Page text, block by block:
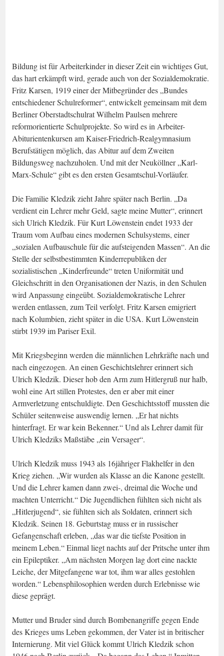
Bildung ist für Arbeiterkinder in dieser Zeit ein wichtiges Gut,
das hart erkämpft wird, gerade auch von der Sozialdemokratie.
Fritz Karsen, 1919 einer der Mitbegründer des „Bundes
entschiedener Schulreformer“, entwickelt gemeinsam mit dem
Berliner Oberstadtschulrat Wilhelm Paulsen mehrere
reformorientierte Schulprojekte. So wird es in Arbeiter-
Abiturientenkursen am Kaiser-Friedrich-Realgymnasium
Berufstätigen möglich, das Abitur auf dem Zweiten
Bildungsweg nachzuholen. Und mit der Neuköllner „Karl-
Marx-Schule“ gibt es den ersten Gesamtschul-Vorläufer.
Die Familie Kledzik zieht Jahre später nach Berlin. „Da
verdient ein Lehrer mehr Geld, sagte meine Mutter“, erinnert
sich Ulrich Kledzik. Für Kurt Löwenstein endet 1933 der
Traum vom Aufbau eines modernen Schulsystems, einer
„sozialen Aufbauschule für die aufsteigenden Massen“. An die
Stelle der selbstbestimmten Kinderrepubliken der
sozialistischen „Kinderfreunde“ treten Uniformität und
Gleichschritt in den Organisationen der Nazis, in den Schulen
wird Anpassung eingeübt. Sozialdemokratische Lehrer
werden entlassen, zum Teil verfolgt. Fritz Karsen emigriert
nach Kolumbien, zieht später in die USA. Kurt Löwenstein
stirbt 1939 im Pariser Exil.
Mit Kriegsbeginn werden die männlichen Lehrkräfte nach und
nach eingezogen. An einen Geschichtslehrer erinnert sich
Ulrich Kledzik. Dieser hob den Arm zum Hitlergruß nur halb,
wohl eine Art stillen Protestes, den er aber mit einer
Armverletzung entschuldigte. Den Geschichtsstoff mussten die
Schüler seitenweise auswendig lernen. „Er hat nichts
hinterfragt. Er war kein Bekenner.“ Und als Lehrer damit für
Ulrich Kledziks Maßstäbe „ein Versager“.
Ulrich Kledzik muss 1943 als 16jähriger Flakhelfer in den
Krieg ziehen. „Wir wurden als Klasse an die Kanone gestellt.
Und die Lehrer kamen dann zwei-, dreimal die Woche und
machten Unterricht.“ Die Jugendlichen fühlten sich nicht als
„Hitlerjugend“, sie fühlten sich als Soldaten, erinnert sich
Kledzik. Seinen 18. Geburtstag muss er in russischer
Gefangenschaft erleben, „das war die tiefste Position in
meinem Leben.“ Einmal liegt nachts auf der Pritsche unter ihm
ein Epileptiker. „Am nächsten Morgen lag dort eine nackte
Leiche, der Mitgefangene war tot, ihm war alles gestohlen
worden.“ Lebensphilosophien werden durch Erlebnisse wie
diese geprägt.
Mutter und Bruder sind durch Bombenangriffe gegen Ende
des Krieges ums Leben gekommen, der Vater ist in britischer
Internierung. Mit viel Glück kommt Ulrich Kledzik schon